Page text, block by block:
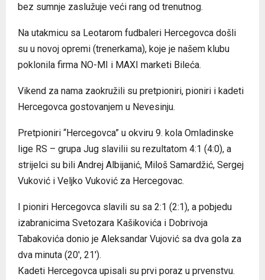
bez sumnje zaslužuje veći rang od trenutnog.
Na utakmicu sa Leotarom fudbaleri Hercegovca došli
su u novoj opremi (trenerkama), koje je našem klubu
poklonila firma NO-MI i MAXI marketi Bileća.
Vikend za nama zaokružili su pretpioniri, pioniri i kadeti
Hercegovca gostovanjem u Nevesinju.
Pretpioniri “Hercegovca” u okviru 9. kola Omladinske
lige RS – grupa Jug slavilii su rezultatom 4:1 (4:0), a
strijelci su bili Andrej Albijanić, Miloš Samardžić, Sergej
Vuković i Veljko Vuković za Hercegovac.
I pioniri Hercegovca slavili su sa 2:1 (2:1), a pobjedu
izabranicima Svetozara Кašikovića i Dobrivoja
Tabakovića donio je Aleksandar Vujović sa dva gola za
dva minuta (20′, 21′).
Кadeti Hercegovca upisali su prvi poraz u prvenstvu.